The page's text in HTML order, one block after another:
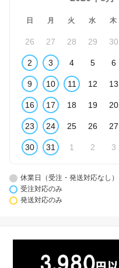
日 月 火 水 木
26 27 28 29 30
2 3 4 5 6
9 10 11 12 13
16 17 18 19 20
23 24 25 26 27
30 31 1 2 3
休業日（受注・発送対応なし）
受注対応のみ
発送対応のみ